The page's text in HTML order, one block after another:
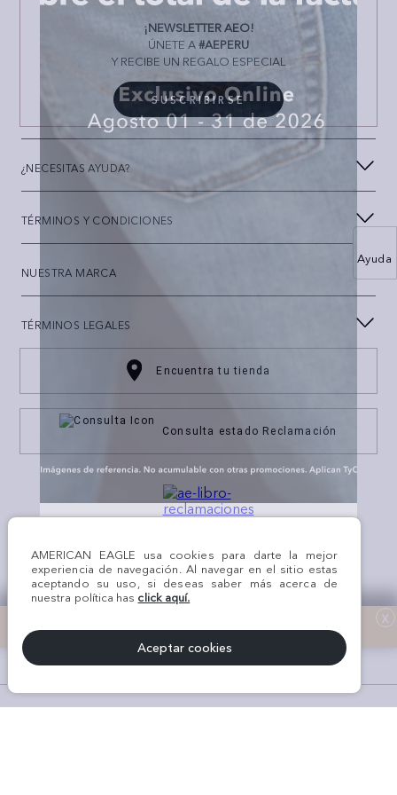
AMERICAN EAGLE usa cookies para darte la mejor
experiencia de navegación. Al navegar en el sitio estas
aceptando su uso, si deseas saber más acerca de
nuestra política has click aquí.
Aceptar cookies
x
Ayuda
¡NEWSLETTER AEO!
ÚNETE A#AEPERU
Y RECIBE UN REGALO ESPECIAL
SUSCRIBIRSE
¿NECESITAS AYUDA?
TÉRMINOS Y CONDICIONES
NUESTRA MARCA
TÉRMINOS LEGALES
Encuentra tu tienda
Consulta estado Reclamación
REDES SOCIALES!
#AEJEANS #AerieREALCOL